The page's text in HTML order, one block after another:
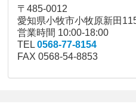
〒485-0012
愛知県小牧市小牧原新田
営業時間 10:00-18:00
TEL0568-77-8154
FAX 0568-54-8853